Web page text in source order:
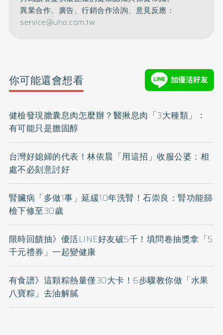
異業合作、廣告、行銷合作洽詢、意見反應：
service@uho.com.tw
你可能還會想看
健檢發現膽囊息肉怎麼辦？醫揪息肉「3大種類」：
有可能只是膽固醇
台灣好媳婦的代表！林依晨「用這招」收服公婆：相
處不必刻意討好
腎臟病「多做1事」延緩10年洗腎！石崇良：腎功能篩
檢下修至30歲
限時回饋抽》優活LINE好友破5千！填問卷抽獎拿「5
千元禮券」一起變健康
有食譜》這顆粽熱量僅30大卡！6步驟教你做「水果
八寶粽」去油解膩